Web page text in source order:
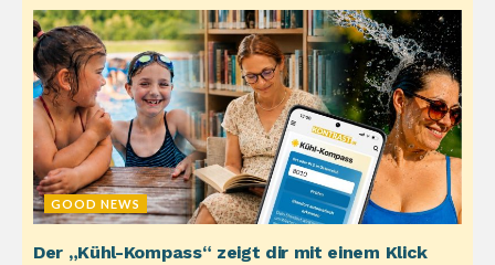
GOOD NEWS
Der „Kühl-Kompass“ zeigt dir mit einem Klick